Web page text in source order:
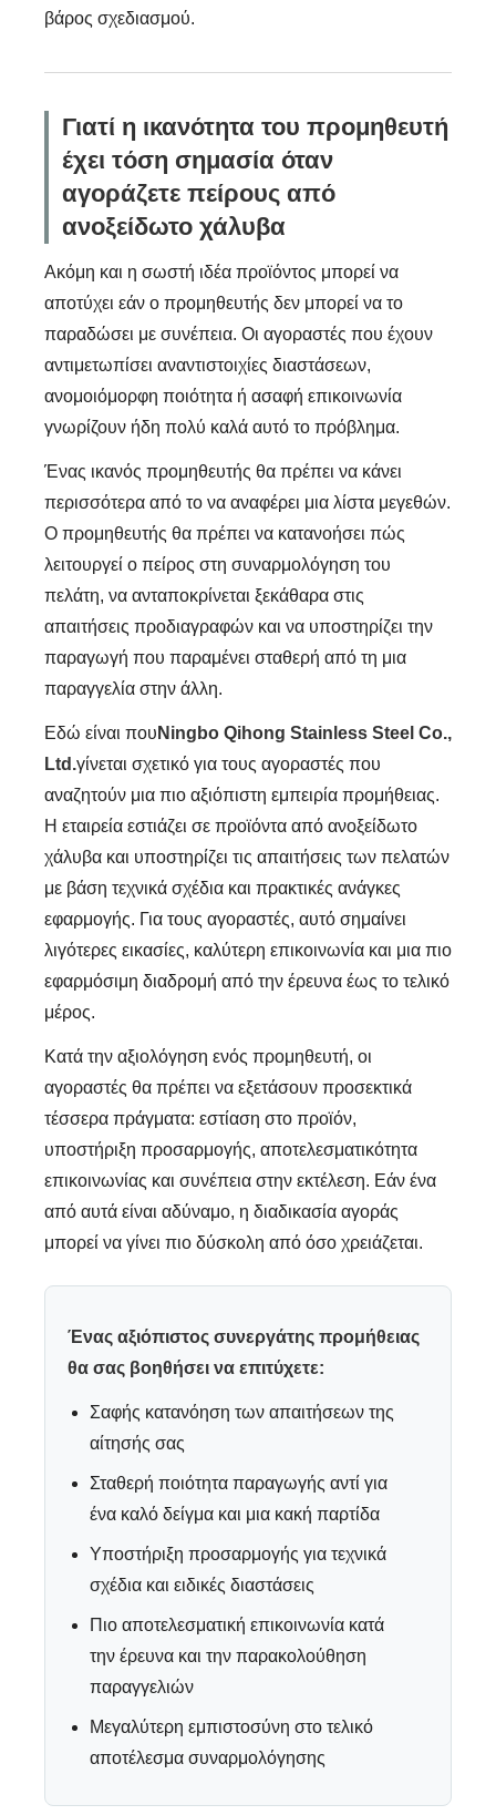
βάρος σχεδιασμού.
Γιατί η ικανότητα του προμηθευτή
έχει τόση σημασία όταν
αγοράζετε πείρους από
ανοξείδωτο χάλυβα
Ακόμη και η σωστή ιδέα προϊόντος μπορεί να
αποτύχει εάν ο προμηθευτής δεν μπορεί να το
παραδώσει με συνέπεια. Οι αγοραστές που έχουν
αντιμετωπίσει αναντιστοιχίες διαστάσεων,
ανομοιόμορφη ποιότητα ή ασαφή επικοινωνία
γνωρίζουν ήδη πολύ καλά αυτό το πρόβλημα.
Ένας ικανός προμηθευτής θα πρέπει να κάνει
περισσότερα από το να αναφέρει μια λίστα μεγεθών.
Ο προμηθευτής θα πρέπει να κατανοήσει πώς
λειτουργεί ο πείρος στη συναρμολόγηση του
πελάτη, να ανταποκρίνεται ξεκάθαρα στις
απαιτήσεις προδιαγραφών και να υποστηρίζει την
παραγωγή που παραμένει σταθερή από τη μια
παραγγελία στην άλλη.
Εδώ είναι που Ningbo Qihong Stainless Steel Co.,
Ltd.γίνεται σχετικό για τους αγοραστές που
αναζητούν μια πιο αξιόπιστη εμπειρία προμήθειας.
Η εταιρεία εστιάζει σε προϊόντα από ανοξείδωτο
χάλυβα και υποστηρίζει τις απαιτήσεις των πελατών
με βάση τεχνικά σχέδια και πρακτικές ανάγκες
εφαρμογής. Για τους αγοραστές, αυτό σημαίνει
λιγότερες εικασίες, καλύτερη επικοινωνία και μια πιο
εφαρμόσιμη διαδρομή από την έρευνα έως το τελικό
μέρος.
Κατά την αξιολόγηση ενός προμηθευτή, οι
αγοραστές θα πρέπει να εξετάσουν προσεκτικά
τέσσερα πράγματα: εστίαση στο προϊόν,
υποστήριξη προσαρμογής, αποτελεσματικότητα
επικοινωνίας και συνέπεια στην εκτέλεση. Εάν ένα
από αυτά είναι αδύναμο, η διαδικασία αγοράς
μπορεί να γίνει πιο δύσκολη από όσο χρειάζεται.
Ένας αξιόπιστος συνεργάτης προμήθειας
θα σας βοηθήσει να επιτύχετε:
Σαφής κατανόηση των απαιτήσεων της
αίτησής σας
Σταθερή ποιότητα παραγωγής αντί για
ένα καλό δείγμα και μια κακή παρτίδα
Υποστήριξη προσαρμογής για τεχνικά
σχέδια και ειδικές διαστάσεις
Πιο αποτελεσματική επικοινωνία κατά
την έρευνα και την παρακολούθηση
παραγγελιών
Μεγαλύτερη εμπιστοσύνη στο τελικό
αποτέλεσμα συναρμολόγησης